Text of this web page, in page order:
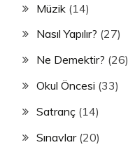
Müzik (14)
Nasıl Yapılır? (27)
Ne Demektir? (26)
Okul Öncesi (33)
Satranç (14)
Sınavlar(20)